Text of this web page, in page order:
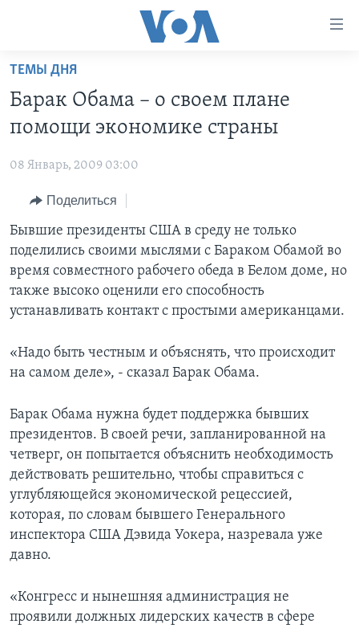
Перейти
основной
контент
навигации
Перейти
поиск
ПРОГРАММЫ
НОВОСТИ ЗА МИНУТУ
ИТОГИ
ПОЧЕМУ ЭТО ВАЖНО?
ДИСКУССИЯ VOA
ДЕТАЛИ
НЬЮ-ЙОРК NEW YORK
АМЕРИКА. БОЛЬШОЕ ПУТЕШЕСТВИЕ
УЧИМ АНГЛИЙСКИЙ
НАША АМЕРИКАНСКАЯ ИСТОРИЯ
А КАК В АМЕРИКЕ?
АРТЕФАКТЫ
АМЕРИКАНСКИЕ ГОРОДКИ
ТЕСТЫ
ЭКСПЕРТИЗА
ИНТЕРВЬЮ
ФАКТЫ ПРОТИВ ФЕЙКОВ
ЗА СВОБОДУ ПРЕССЫ
УЧИМ АНГЛИЙСКИЙ
ВИДЕО
ПОДПИСКА НА НОВОСТИ
СОЦИАЛЬНЫЕ СЕТИ
Языки
ТЕМЫ ДНЯ
Барак Обама – о своем плане
помощи экономике страны
08 Январь, 2009 03:00
Поделиться
Бывшие президенты США в среду не только
поделились своими мыслями с Бараком Обамой во
время совместного рабочего обеда в Белом доме, но
также высоко оценили его способность
устанавливать контакт с простыми американцами.
«Надо быть честным и объяснять, что происходит
на самом деле», - сказал Барак Обама.
Барак Обама нужна будет поддержка бывших
президентов. В своей речи, запланированной на
четверг, он попытается объяснить необходимость
действовать решительно, чтобы справиться с
углубляющейся экономической рецессией,
которая, по словам бывшего Генерального
инспектора США Дэвида Уокера, назревала уже
давно.
«Конгресс и нынешняя администрация не
проявили должных лидерских качеств в сфере